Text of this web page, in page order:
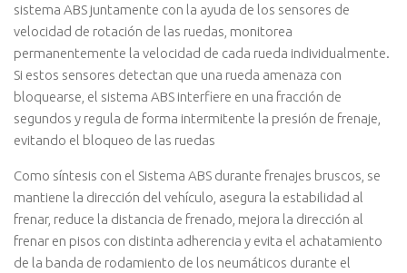
sistema ABS juntamente con la ayuda de los sensores de
velocidad de rotación de las ruedas, monitorea
permanentemente la velocidad de cada rueda individualmente.
Si estos sensores detectan que una rueda amenaza con
bloquearse, el sistema ABS interfiere en una fracción de
segundos y regula de forma intermitente la presión de frenaje,
evitando el bloqueo de las ruedas
Como sí­ntesis con el Sistema ABS durante frenajes bruscos, se
mantiene la dirección del vehí­culo, asegura la estabilidad al
frenar, reduce la distancia de frenado, mejora la dirección al
frenar en pisos con distinta adherencia y evita el achatamiento
de la banda de rodamiento de los neumáticos durante el